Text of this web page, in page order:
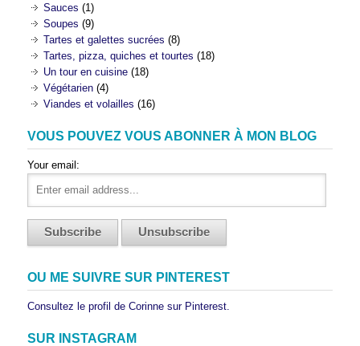
Sauces (1)
Soupes (9)
Tartes et galettes sucrées (8)
Tartes, pizza, quiches et tourtes (18)
Un tour en cuisine (18)
Végétarien (4)
Viandes et volailles (16)
VOUS POUVEZ VOUS ABONNER À MON BLOG
Your email:
OU ME SUIVRE SUR PINTEREST
Consultez le profil de Corinne sur Pinterest.
SUR INSTAGRAM